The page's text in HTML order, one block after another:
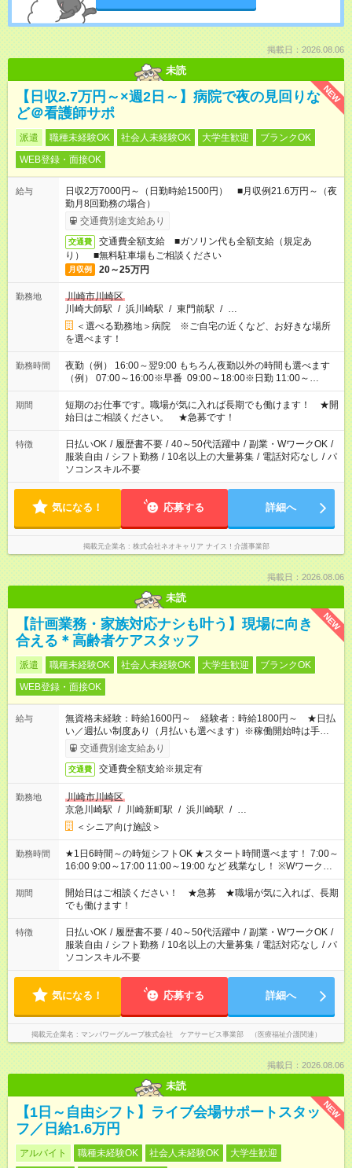
掲載日：2026.08.06
未読
NEW
【日収2.7万円～×週2日～】病院で夜の見回りな
ど＠看護師サポ
派遣 職種未経験OK 社会人未経験OK 大学生歓迎
ブランクOK
WEB登録・面接OK
給与
日収2万7000円～（日勤時給1500円） ■月収例21.6万円～（夜
勤月8回勤務の場合）
交通費別途支給あり
交通費
交通費全額支給 ■ガソリン代も全額支給（規定あ
り） ■無料駐車場もご相談ください
月収例 20～25万円
勤務地
川崎市川崎区
川崎大師駅 / 浜川崎駅 / 東門前駅 / …
＜選べる勤務地＞病院 ※ご自宅の近くなど、お好きな場所
を選べます！
勤務時間
夜勤（例） 16:00～翌9:00 もちろん夜勤以外の時間も選べます
（例） 07:00～16:00※早番 09:00～18:00※日勤 11:00～
20:00※遅番 ※時間は、固定・選べる施設もあるので、ご希望が
あれば調整できます！ ※シフト制。勤務地により実働時間が異
なります。★家庭の都合でお休みが必要な場合も遠慮なくご相談
ください。
期間
短期のお仕事です。職場が気に入れば長期でも働けます！ ★開
始日はご相談ください。 ★急募です！
特徴 日払いOK / 履歴書不要 / 40～50代活躍中 / 副業・WワークOK /
服装自由 / シフト勤務 / 10名以上の大量募集 / 電話対応なし / パ
ソコンスキル不要
気になる！ 応募する 詳細へ
掲載元企業名 株式会社ネオキャリア ナイス！介護事業部
掲載日：2026.08.06
未読
NEW
【計画業務・家族対応ナシも叶う】現場に向き
合える＊高齢者ケアスタッフ
派遣 職種未経験OK 社会人未経験OK 大学生歓迎
ブランクOK
WEB登録・面接OK
給与
無資格未経験：時給1600円～ 経験者：時給1800円～ ★日払
い／週払い制度あり（月払いも選べます）※稼働開始時は手続き
完了次第のお支払いとなります。
交通費別途支給あり
交通費 交通費全額支給※規定有
勤務地
川崎市川崎区
京急川崎駅 / 川崎新町駅 / 浜川崎駅 / …
＜シニア向け施設＞
勤務時間
★1日6時間～の時短シフトOK ★スタート時間選べます！ 7:00～
16:00 9:00～17:00 11:00～19:00 など 残業なし！ ※Wワークの
場合、他のお仕事と合わせ週40時間超の就業はご案内できませ
ん ※法令に基づき、週20時間以上勤務は社会保険への加入対象
となります ※労働者派遣法（日雇い派遣の原則禁止）により、
短時間・短期間の就業はご案内が難しい場合があります
期間
開始日はご相談ください！ ★急募 ★職場が気に入れば、長期
でも働けます！
特徴 日払いOK / 履歴書不要 / 40～50代活躍中 / 副業・WワークOK /
服装自由 / シフト勤務 / 10名以上の大量募集 / 電話対応なし / パ
ソコンスキル不要
気になる！ 応募する 詳細へ
掲載元企業名 マンパワーグループ株式会社 ケアサービス事業部 （医療福祉介護関連）
掲載日：2026.08.06
未読
NEW
【1日～自由シフト】ライブ会場サポートスタッ
フ／日給1.6万円
アルバイト 職種未経験OK 社会人未経験OK 大学生歓迎